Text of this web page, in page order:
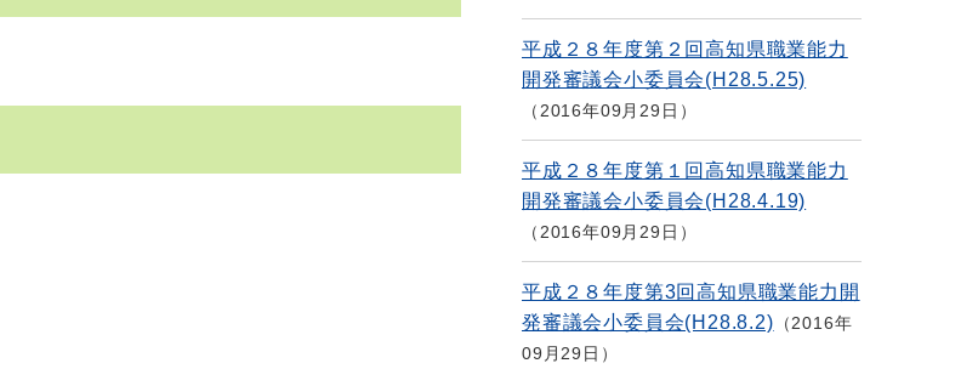
平成２８年度第２回高知県職業能力
開発審議会小委員会(H28.5.25)
2016年09月29日
平成２８年度第１回高知県職業能力
開発審議会小委員会(H28.4.19)
2016年09月29日
平成２８年度第3回高知県職業能力開
発審議会小委員会(H28.8.2)
2016年
09月29日